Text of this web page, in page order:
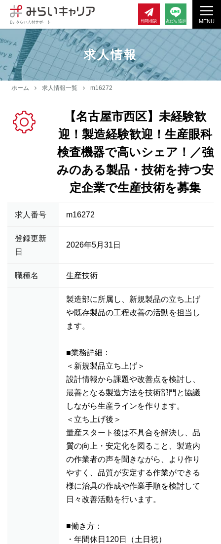
MENU
転職相談 友だち追加
求人情報
ホーム 求人情報一覧 m16272
【名古屋市西区】未経験歓
迎！製造経験歓迎！生産眼科
検査機器で高いシェア！／強
みのある製品・技術を持つ安
定企業で生産技術を募集
求人番号 m16272
登録更新
日
2026年5月31日
職種名 生産技術
製造部に所属し、新規製品の立ち上げ
や既存製品の工程改善の活動を担当し
ます。
■業務詳細：
＜新規製品立ち上げ＞
設計情報から課題や改善点を検討し、
最善となる製造方法を技術部門と協議
しながら生産ラインを作ります。
＜立ち上げ後＞
量産スタート後は不具合を解決し、品
質の向上・安定化を図ること、製造内
の作業者の声を聞きながら、より作り
やすく、品質が安定する作業ができる
様に治具の作成や作業手順を検討して
日々改善活動を行います。
■働き方：
・年間休日120日（土日祝）